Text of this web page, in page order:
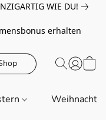
WIE DU!
erhalten